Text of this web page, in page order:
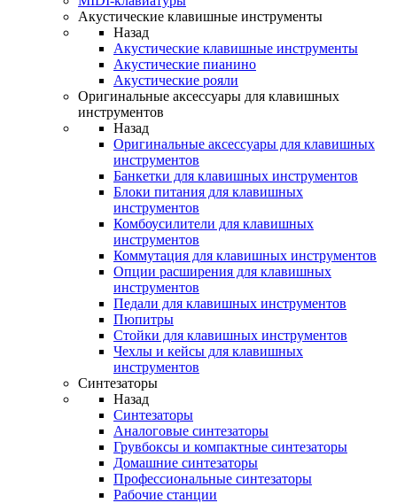
Акустические клавишные инструменты
Назад
Акустические клавишные инструменты
Акустические пианино
Акустические рояли
Оригинальные аксессуары для клавишных
инструментов
Назад
Оригинальные аксессуары для клавишных
инструментов
Банкетки для клавишных инструментов
Блоки питания для клавишных
инструментов
Комбоусилители для клавишных
инструментов
Коммутация для клавишных инструментов
Опции расширения для клавишных
инструментов
Педали для клавишных инструментов
Пюпитры
Стойки для клавишных инструментов
Чехлы и кейсы для клавишных
инструментов
Синтезаторы
Назад
Синтезаторы
Аналоговые синтезаторы
Грувбоксы и компактные синтезаторы
Домашние синтезаторы
Профессиональные синтезаторы
Рабочие станции